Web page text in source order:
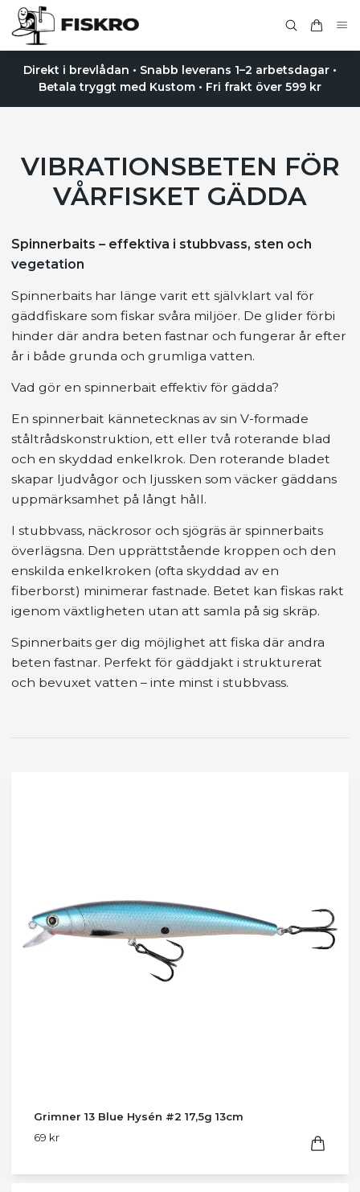
Direkt i brevlådan • Snabb leverans 1–2 arbetsdagar •
Betala tryggt med Kustom • Fri frakt över 599 kr
VIBRATIONSBETEN FÖR
VÅRFISKET GÄDDA
Spinnerbaits – effektiva i stubbvass, sten och
vegetation
Spinnerbaits har länge varit ett självklart val för
gäddfiskare som fiskar svåra miljöer. De glider förbi
hinder där andra beten fastnar och fungerar år efter
år i både grunda och grumliga vatten.
Vad gör en spinnerbait effektiv för gädda?
En spinnerbait kännetecknas av sin V-formade
ståltrådskonstruktion, ett eller två roterande blad
och en skyddad enkelkrok. Den roterande bladet
skapar ljudvågor och ljussken som väcker gäddans
uppmärksamhet på långt håll.
I stubbvass, näckrosor och sjögräs är spinnerbaits
överlägsna. Den upprättstående kroppen och den
enskilda enkelkroken (ofta skyddad av en
fiberborst) minimerar fastnade. Betet kan fiskas rakt
igenom växtligheten utan att samla på sig skräp.
Spinnerbaits ger dig möjlighet att fiska där andra
beten fastnar. Perfekt för gäddjakt i strukturerat
och bevuxet vatten – inte minst i stubbvass.
Grimner 13 Blue Hysén #2 17,5g 13cm
69 kr